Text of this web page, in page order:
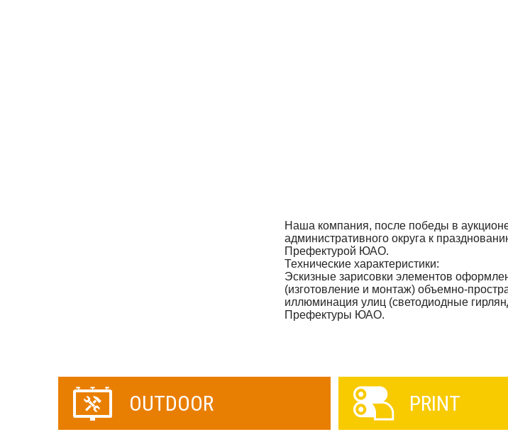
Наша компания, после победы в
административного округа к
Префектурой ЮАО.
Технические характеристики:
Эскизные зарисовки элементов
(изготовление и монтаж) объемно-
иллюминация улиц (светодиодные
Префектуры ЮАО.
OUTDOOR PRINT